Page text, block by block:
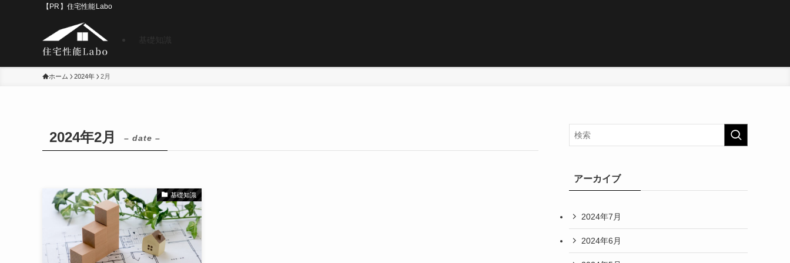
【PR】住宅性能Labo
基礎知識
ホーム 2024年 2月
2024年2月 – date –
基礎知識
アーカイブ
2024年7月
2024年6月